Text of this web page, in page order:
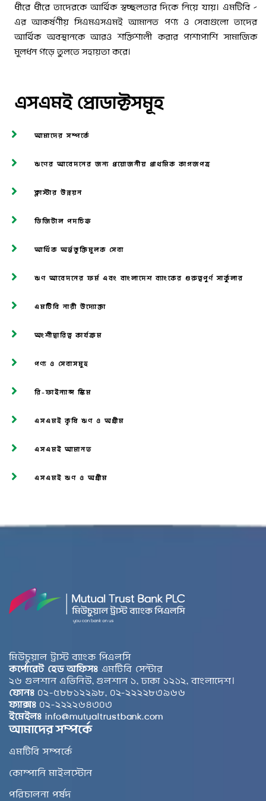
ধীরে ধীরে তাদেরকে আর্থিক স্বচ্ছলতার দিকে নিয়ে যায়। এমটিবি –
এর আকর্ষণীয় সিএমএসএমই আমানত পণ্য ও সেবাগুলো তাদের
আর্থিক অবস্থানকে আরও শক্তিশালী করার পাশাপাশি সামাজিক
মূলধন গড়ে তুলতে সহায়তা করে।
এসএমই প্রোডাক্টসমূহ
আমাদের সম্পর্কে
ঋণের আবেদনের জন্য প্রয়োজনীয় প্রাথমিক কাগজপত্র
ক্লাস্টার উন্নয়ন
ডিজিটাল পদচিহ্ন
আর্থিক অর্ন্তভূক্তিমূলক সেবা
ঋণ আবেদনের ফর্ম এবং বাংলাদেশ ব্যাংকের গুরুত্বপূর্ণ সার্কুলার
এমটিবি নারী উদ্যোক্তা
অংশীদ্বারিত্ব কার্যক্রম
পণ্য ও সেবাসমূহ
রি-ফাইন্যান্স স্কিম
এসএমই কৃষি ঋণ ও অগ্রীম
এসএমই আমানত
এসএমই ঋণ ও অগ্রীম
মিউচুয়াল ট্রাস্ট ব্যাংক পিএলসি
কর্পোরেট হেড অফিসঃ এমটিবি সেন্টার
২৬ গুলশান এভিনিউ, গুলশান ১, ঢাকা ১২১২, বাংলাদেশ।
ফোনঃ ০২-৫৮৮১২২৯৮, ০২-২২২২৮৩৯৬৬
ফ্যাক্সঃ ০২-২২২২৬৪৩০৩
ইমেইলঃ info@mutualtrustbank.com
আমাদের সম্পর্কে
এমটিবি সম্পর্কে
কোম্পানি মাইলস্টোন
পরিচালনা পর্ষদ